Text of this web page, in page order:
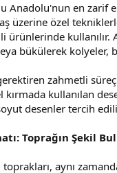
Anadolu'nun en zarif
üzerine özel
kullanılır.
bükülerek
zahmetli
kırmada kullanılan
desenler tercih
Toprağın Şekil
aynı